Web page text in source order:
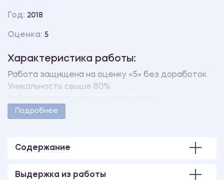
Год: 2018
Оценка: 5
Характеристика работы:
Работа защищена на оценку «5» без доработок.
Уникальность свыше 80%.
методическими указаниями учебного заведения.
Подробнее
Содержание
Выдержка из работы